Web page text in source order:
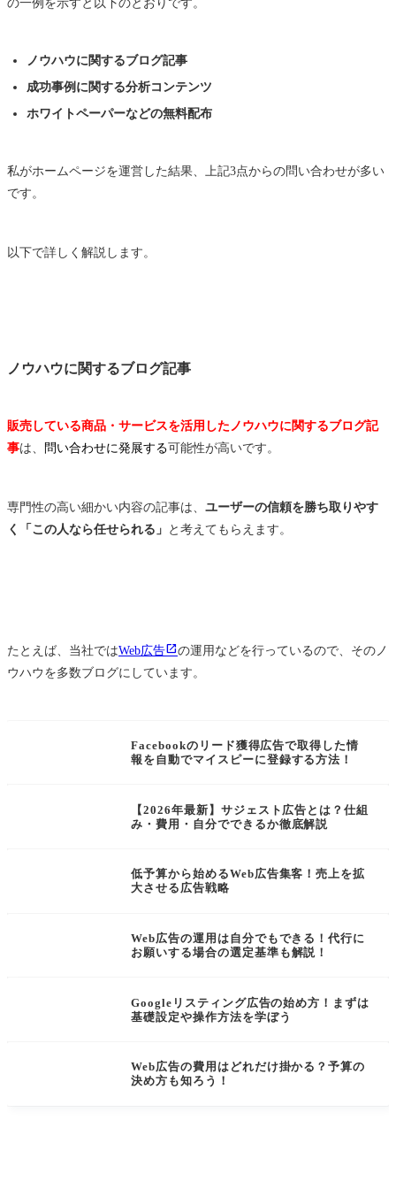
の一例を示すと以下のとおりです。
ノウハウに関するブログ記事
成功事例に関する分析コンテンツ
ホワイトペーパーなどの無料配布
私がホームページを運営した結果、上記3点からの問い合わせが多い
です。
以下で詳しく解説します。
ノウハウに関するブログ記事
販売している商品・サービスを活用したノウハウに関するブログ記
事は、 問い合わせに発展する可能性が高いです。
専門性の高い細かい内容の記事は、 ユーザーの信頼を勝ち取りやす
く「この人なら任せられる」 と考えてもらえます。
たとえば、当社ではWeb広告
の運用などを行っているので、そのノ
ウハウを多数ブログにしています。
Facebookのリード獲得広告で取得した情
報を自動でマイスピーに登録する方法！
【2026年最新】サジェスト広告とは？仕組
み・費用・自分でできるか徹底解説
低予算から始めるWeb広告集客！売上を拡
大させる広告戦略
Web広告の運用は自分でもできる！代行に
お願いする場合の選定基準も解説！
Googleリスティング広告の始め方！まずは
基礎設定や操作方法を学ぼう
Web広告の費用はどれだけ掛かる？予算の
決め方も知ろう！